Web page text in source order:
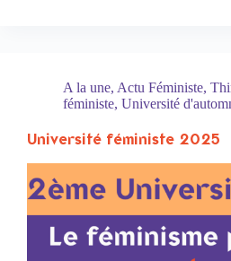
A la une, Actu Féministe,
féministe, Université
Université féministe 2025